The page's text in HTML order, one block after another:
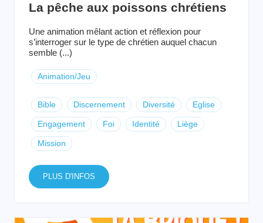
La pêche aux poissons chrétiens
Une animation mêlant action et réflexion pour
s’interroger sur le type de chrétien auquel chacun
semble (...)
Animation/Jeu
Bible Discernement Diversité Eglise
Engagement Foi Identité Liège
Mission
PLUS D'INFOS